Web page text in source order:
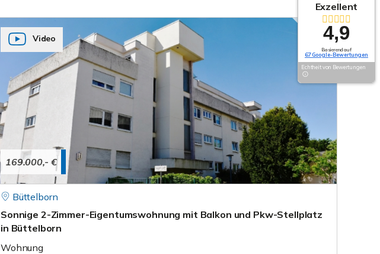
169.000,- €
Video
Büttelborn
Sonnige 2-Zimmer-Eigentumswohnung mit Balkon und Pkw-Stellplatz
in Büttelborn
Wohnung
Exzellent
4,9
Basierend auf
67 Google-Bewertungen
Echtheit von Bewertungen